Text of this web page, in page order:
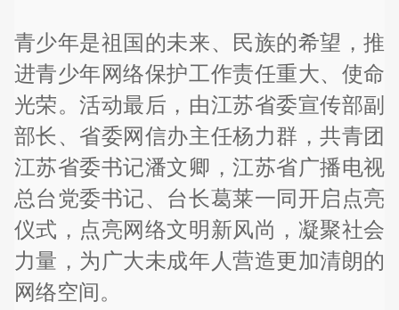
青少年是祖国的未来、民族的希望，推
进青少年网络保护工作责任重大、使命
光荣。活动最后，由江苏省委宣传部副
部长、省委网信办主任杨力群，共青团
江苏省委书记潘文卿，江苏省广播电视
总台党委书记、台长葛莱一同开启点亮
仪式，点亮网络文明新风尚，凝聚社会
力量，为广大未成年人营造更加清朗的
网络空间。